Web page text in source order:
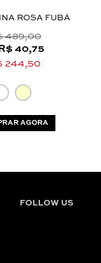
ROSA FUBÁ
489,00
R$ 40,75
244,50
AGORA
FOLLOW US